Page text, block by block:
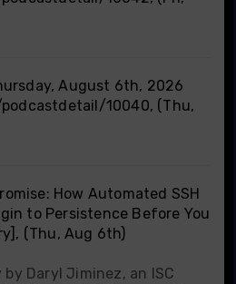
August 6th, 2026
10040, (Thu,
How Automated SSH
to Persistence Before You
(Thu, Aug 6th)
by Daryl Jiminez, an ISC